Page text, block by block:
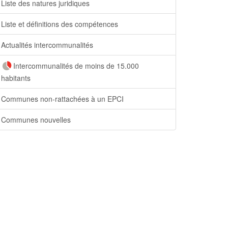
Liste des natures juridiques
Liste et définitions des compétences
Actualités intercommunalités
Intercommunalités de moins de 15.000
habitants
Communes non-rattachées à un EPCI
Communes nouvelles